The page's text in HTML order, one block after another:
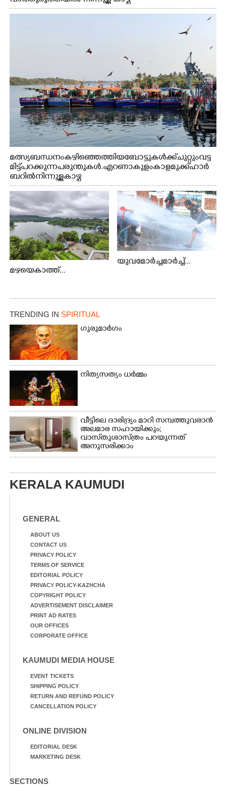
മത്സ്യബന്ധനം കഴിഞ്ഞെത്തിയ ബോട്ടുകൾക്ക് ചുറ്റും വട്ട
മിട്ട് പറക്കുന്ന പരുന്തുകൾ. എറണാകുളം കാളമുക്ക് ഹാർ
ബറിൽ നിന്നുള്ള കാഴ്ച
മഴയെകാത്ത്...
യുവമോർച്ചമാർച്ച്...
TRENDING IN SPIRITUAL
ഗുരുമാർഗം
നിത്യസത്യം ധർമ്മം
വീട്ടിലെ ദാരിദ്ര്യം മാറി സമ്പത്തുവരാൻ
അലമാര സഹായിക്കും;
വാസ്‌തുശാസ്ത്രം പറയുന്നത്
അനുസരിക്കാം
KERALA KAUMUDI
GENERAL
ABOUT US
CONTACT US
PRIVACY POLICY
TERMS OF SERVICE
EDITORIAL POLICY
PRIVACY POLICY-KAZHCHA
COPYRIGHT POLICY
ADVERTISEMENT DISCLAIMER
PRINT AD RATES
OUR OFFICES
CORPORATE OFFICE
KAUMUDI MEDIA HOUSE
EVENT TICKETS
SHIPPING POLICY
RETURN AND REFUND POLICY
CANCELLATION POLICY
ONLINE DIVISION
EDITORIAL DESK
MARKETING DESK
SECTIONS